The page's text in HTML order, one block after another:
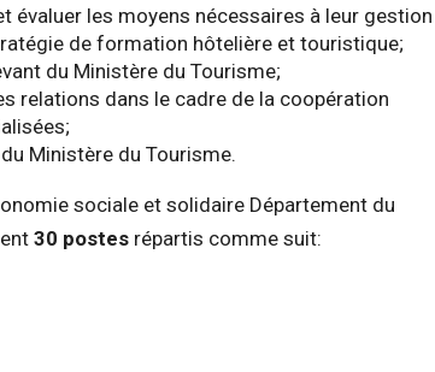
évaluer les moyens nécessaires à leur gestion
de formation hôtelière et touristique;
du Ministère du Tourisme;
relations dans le cadre de la coopération
Ministère du Tourisme.
sociale et solidaire Département du
30 postes répartis comme suit: